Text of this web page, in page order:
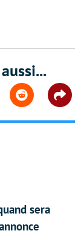
Reddit
sera